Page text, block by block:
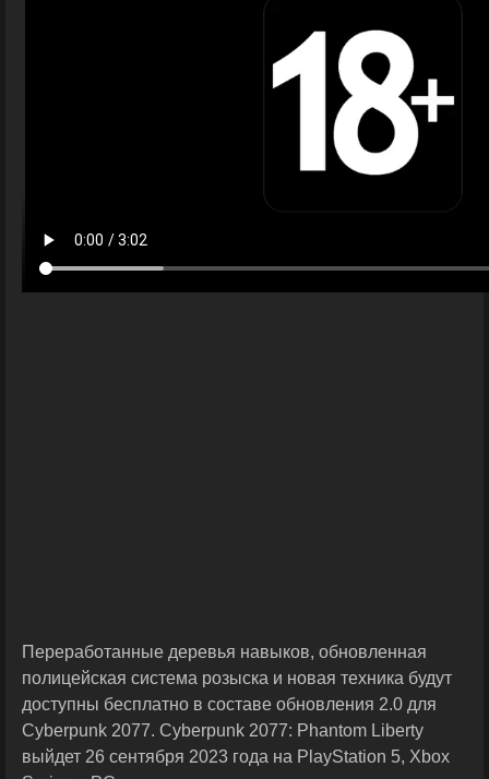
Переработанные деревья навыков, обновленная
полицейская система розыска и новая техника будут
доступны бесплатно в составе обновления 2.0 для
Cyberpunk 2077. Cyberpunk 2077: Phantom Liberty
выйдет 26 сентября 2023 года на PlayStation 5, Xbox